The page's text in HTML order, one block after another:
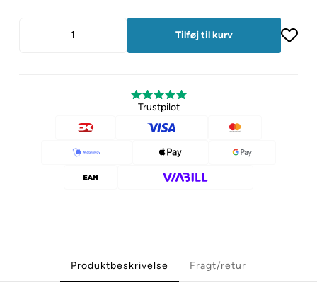
Trustpilot
Produktbeskrivelse Fragt/retur